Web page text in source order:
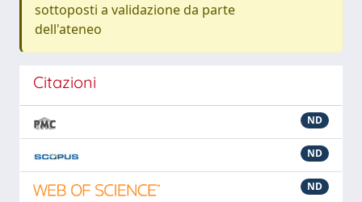
sottoposti a validazione da parte
dell'ateneo
Citazioni
ND
ND
ND